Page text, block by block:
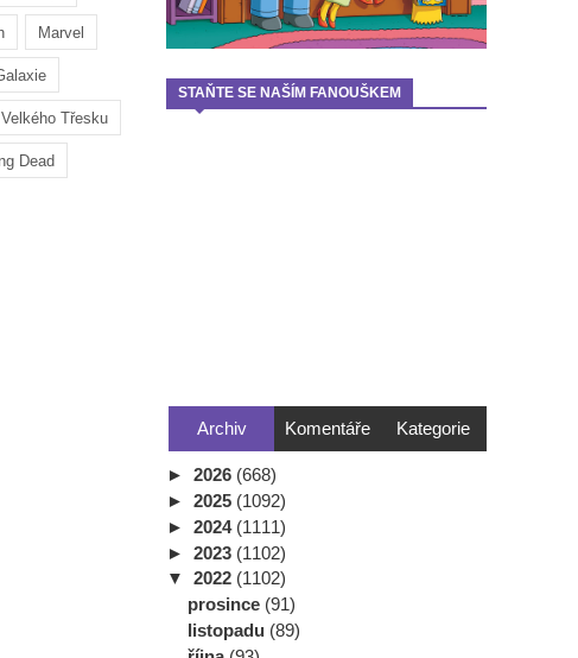
Marvel
Třesku
Dead
STAŇTE SE NAŠÍM FANOUŠKEM
Archiv Komentáře Kategorie
► 2026 (668)
► 2025 (1092)
► 2024 (1111)
► 2023 (1102)
▼ 2022 (1102)
prosince (91)
listopadu (89)